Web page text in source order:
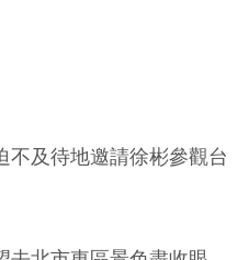
不及待地邀請徐彬參觀台